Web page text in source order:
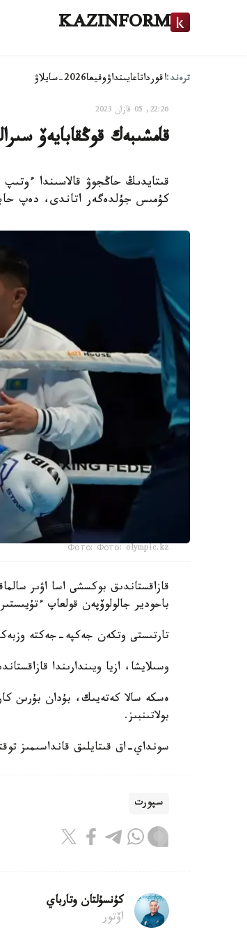
KAZINFORM
ترەند:اقورداتاعايىنداۋوقيعا2026-سايلاۋ
22:26, 05 قازان 2023
قامشىبەك قوڭقابايەۆ
قىتايدىڭ حاڭجوۋ قالاسىندا ءوتىپ
كۇمىس جۇلدەگەر اتاندى، دەپ
Фото: Фото: olympic.kz
قازاقستاندىق بوكسشى اسا اۋىر
باحودير جالولوۆپەن قولعاپ
تارتىستى وتكەن جەكپە-جەكتە وزبەكستاندىق بوكسشى
وسىلايشا، ازيا ويىندارىندا
ەسكە سالا كەتەيىك، بۇدان بۇرىن
بولاتىنبىز.
سونداي-اق قىتايلىق قانداسىمىز
سپورت
كۇنسۇلتان وتارباي
اۆتور